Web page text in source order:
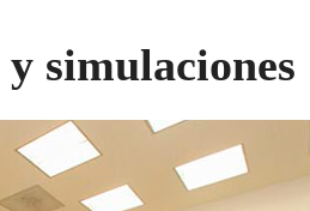
simulaciones